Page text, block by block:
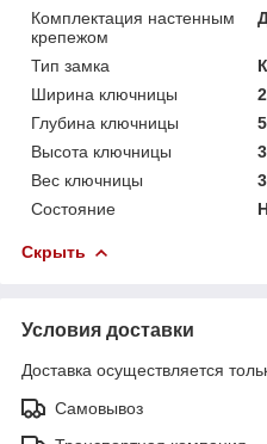
Комплектация настенным
крепежом
Тип замка
Ширина ключницы
Глубина ключницы
Высота ключницы
Вес ключницы
Состояние
Скрыть
Условия доставки
Доставка осуществляется
Самовывоз